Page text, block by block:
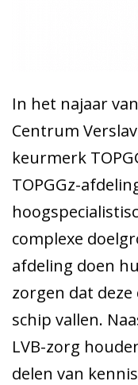
In het najaar
Centrum
keurmerk
TOPGGz-
complexe
afdeling doen
zorgen dat
schip vallen.
LVB-zorg
delen van